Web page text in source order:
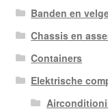
Banden en
Chassis en
Containers
Elektrische